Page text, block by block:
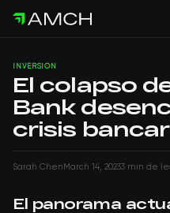
INVERSIÓN
El colapso
Bank
crisis
Sarah ChenMarch 14, 20233 min de
El panorama